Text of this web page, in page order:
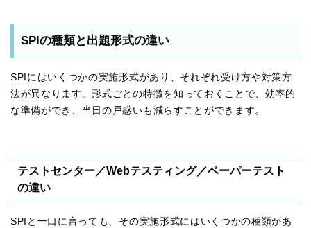
SPIの種類と出題形式の違い
SPIにはいくつかの実施形式があり、それぞれ受け方や対策方
法が異なります。形式ごとの特徴を知っておくことで、効率的
な準備ができ、当日の戸惑いも減らすことができます。
テストセンター／Webテスティング／ペーパーテスト
の違い
SPIと一口に言っても、その実施形式にはいくつかの種類があ